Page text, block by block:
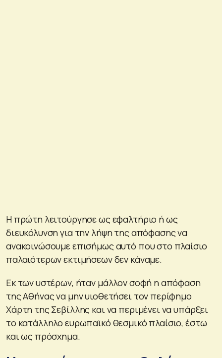
Η πρώτη λειτούργησε ως εφαλτήριο ή ως
διευκόλυνση για την λήψη της απόφασης να
ανακοινώσουμε επισήμως αυτό που στο πλαίσιο
παλαιότερων εκτιμήσεων δεν κάναμε.
Εκ των υστέρων, ήταν μάλλον σοφή η απόφαση
της Αθήνας να μην υιοθετήσει τον περίφημο
Χάρτη της Σεβίλλης και να περιμένει να υπάρξει
το κατάλληλο ευρωπαϊκό θεσμικό πλαίσιο, έστω
και ως πρόσχημα.